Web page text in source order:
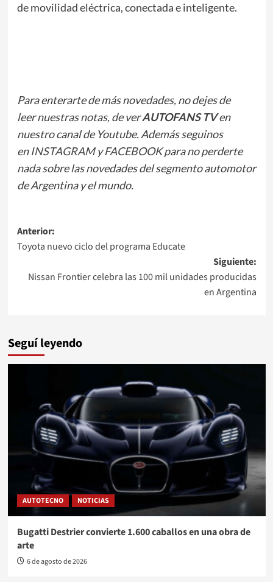
de movilidad eléctrica, conectada e inteligente.
Para enterarte de más novedades, no dejes de
leernuestras notas, de ver AUTOFANS TVen
nuestro canal de Youtube. Además seguinos
enINSTAGRAMyFACEBOOKpara no perderte
nada sobre las novedades del segmento automotor
de Argentina y el mundo.
Navegación
de
entradas
Anterior:
Toyota nuevo ciclo del programa Educate
Siguiente:
Nissan Frontier celebra las 100 mil unidades producidas
en Argentina
Seguí leyendo
AUTOTECNO NOTICIAS
Bugatti Destrier convierte 1.600 caballos en una obra de
arte
6 de agosto de 2026